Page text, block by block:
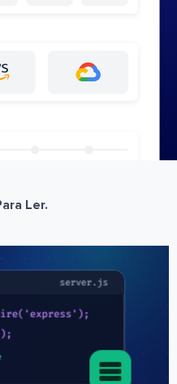
Ler.